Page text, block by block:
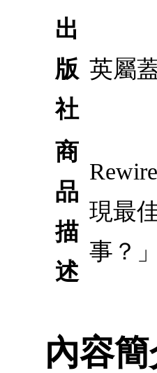
出
版
社
英屬
商
品
描
述
現最
事？
內容